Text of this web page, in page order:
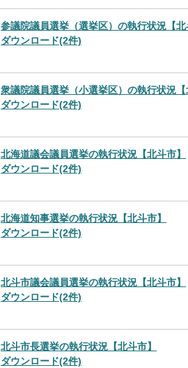
参議院議員選挙（選挙区）の執行状況【
ダウンロード(2件)
衆議院議員選挙（小選挙区）の執行状況
ダウンロード(2件)
北海道議会議員選挙の執行状況【北斗市】
ダウンロード(2件)
北海道知事選挙の執行状況【北斗市】
ダウンロード(2件)
北斗市議会議員選挙の執行状況【北斗市】
ダウンロード(2件)
北斗市長選挙の執行状況【北斗市】
ダウンロード(2件)